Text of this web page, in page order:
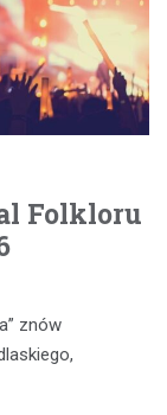
Folkloru
znów